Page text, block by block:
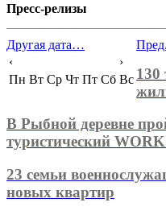
Пресс-релизы
Другая дата…
‹
›
Пн Вт Ср Чт Пт Сб Вс
Пред.
130
В Рыбной деревне
туристический
23 семьи
новых квартир